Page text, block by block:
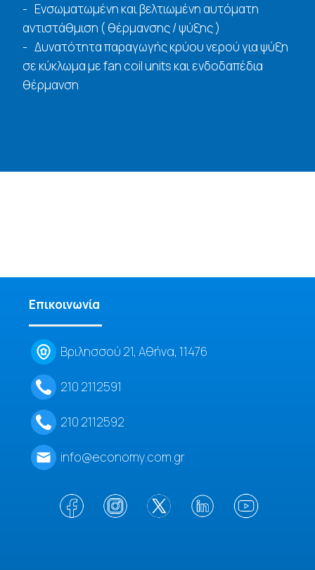
Ενσωματωμένη και βελτιωμένη αυτόματη
αντιστάθμιση ( θέρμανσης / ψύξης )
Δυνατότητα παραγωγής κρύου νερού για ψύξη
σε κύκλωμα με fan coil units και ενδοδαπέδια
θέρμανση
Επικοινωνία
Βριλησσού 21, Αθήνα, 11476
210 2112591
210 2112592
info@economy.com.gr